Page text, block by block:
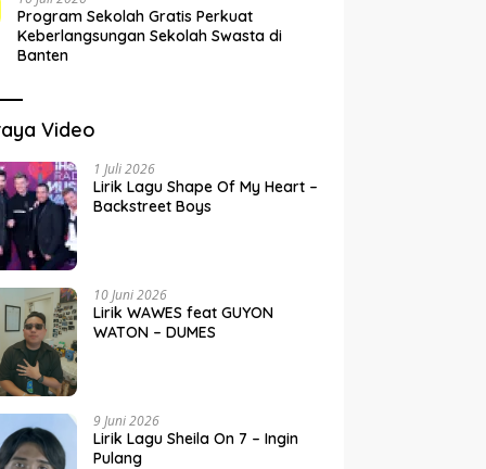
Program Sekolah Gratis Perkuat
Keberlangsungan Sekolah Swasta di
Banten
Video
1 Juli 2026
Lirik Lagu Shape Of My Heart –
Backstreet Boys
10 Juni 2026
Lirik WAWES feat GUYON
WATON – DUMES
9 Juni 2026
Lirik Lagu Sheila On 7 – Ingin
Pulang